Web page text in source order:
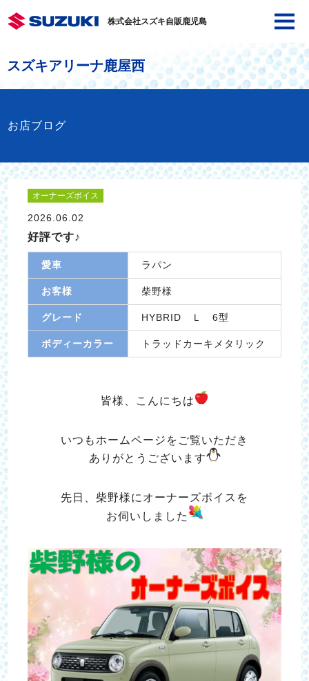
株式会社スズキ自販鹿児島
スズキアリーナ鹿屋西
お店ブログ
オーナーズボイス
2026.06.02
好評です♪
愛車 ラパン
お客様 柴野様
グレード HYBRID Ｌ 6型
ボディーカラー トラッドカーキメタリック
皆様、こんにちは
いつもホームページをご覧いただき
ありがとうございます
先日、柴野様にオーナーズボイスを
お伺いしました